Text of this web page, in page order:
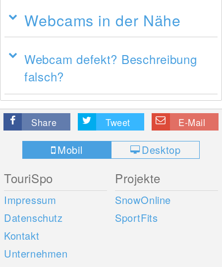
Webcams in der Nähe
Webcam defekt? Beschreibung
falsch?
Share Tweet E-Mail
Mobil Desktop
TouriSpo
Impressum
Datenschutz
Kontakt
Unternehmen
Projekte
SnowOnline
SportFits